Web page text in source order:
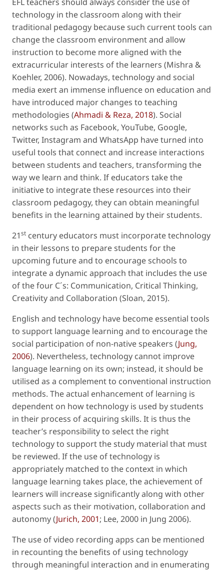
EFL teachers should always consider the use of
technology in the classroom along with their
traditional pedagogy because such current tools can
change the classroom environment and allow
instruction to become more aligned with the
extracurricular interests of the learners (Mishra &
Koehler, 2006). Nowadays, technology and social
media exert an immense influence on education and
have introduced major changes to teaching
methodologies (Ahmadi & Reza, 2018). Social
networks such as Facebook, YouTube, Google,
Twitter, Instagram and WhatsApp have turned into
useful tools that connect and increase interactions
between students and teachers, transforming the
way we learn and think. If educators take the
initiative to integrate these resources into their
classroom pedagogy, they can obtain meaningful
benefits in the learning attained by their students.
21st century educators must incorporate technology
in their lessons to prepare students for the
upcoming future and to encourage schools to
integrate a dynamic approach that includes the use
of the four C´s: Communication, Critical Thinking,
Creativity and Collaboration (Sloan, 2015).
English and technology have become essential tools
to support language learning and to encourage the
social participation of non-native speakers (Jung,
2006). Nevertheless, technology cannot improve
language learning on its own; instead, it should be
utilised as a complement to conventional instruction
methods. The actual enhancement of learning is
dependent on how technology is used by students
in their process of acquiring skills. It is thus the
teacher’s responsibility to select the right
technology to support the study material that must
be reviewed. If the use of technology is
appropriately matched to the context in which
language learning takes place, the achievement of
learners will increase significantly along with other
aspects such as their motivation, collaboration and
autonomy (Jurich, 2001; Lee, 2000 in Jung 2006).
The use of video recording apps can be mentioned
in recounting the benefits of using technology
through meaningful interaction and in enumerating